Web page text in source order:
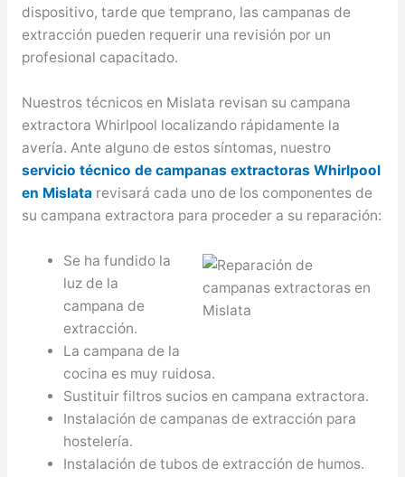
dispositivo, tarde que temprano, las campanas de
extracción pueden requerir una revisión por un
profesional capacitado.
Nuestros técnicos en Mislata revisan su campana
extractora Whirlpool localizando rápidamente la
avería. Ante alguno de estos síntomas, nuestro
servicio técnico de campanas extractoras Whirlpool
en Mislatarevisará cada uno de los componentes de
su campana extractora para proceder a su reparación:
Se ha fundido la
luz de la
campana de
extracción.
La campana de la
cocina es muy ruidosa.
Sustituir filtros sucios en campana extractora.
Instalación de campanas de extracción para
hostelería.
Instalación de tubos de extracción de humos.